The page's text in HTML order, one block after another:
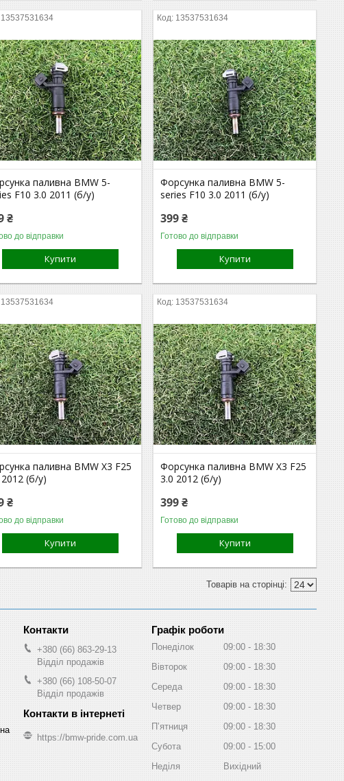
13537531634
паливна BMW 5-
F10 3.0 2011 (б/у)
₴
до відправки
Купити
13537531634
Форсунка паливна BMW 5-
series F10 3.0 2011 (б/у)
399 ₴
Готово до відправки
Купити
13537531634
паливна BMW X3 F25
(б/у)
₴
до відправки
Купити
13537531634
Форсунка паливна BMW X3 F25
3.0 2012 (б/у)
399 ₴
Готово до відправки
Купити
+380 (66) 863-29-13
Відділ продажів
+380 (66) 108-50-07
Відділ продажів
https://bmw-pride.com.ua
Графік роботи
Понеділок 09:00
18:30
Вівторок
09:00
18:30
Середа
09:00
18:30
Четвер
09:00
18:30
Пʼятниця
09:00
18:30
Субота
09:00
15:00
Неділя
Вихідний